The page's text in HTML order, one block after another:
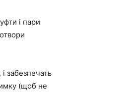
і пари
забезпечать
(щоб не